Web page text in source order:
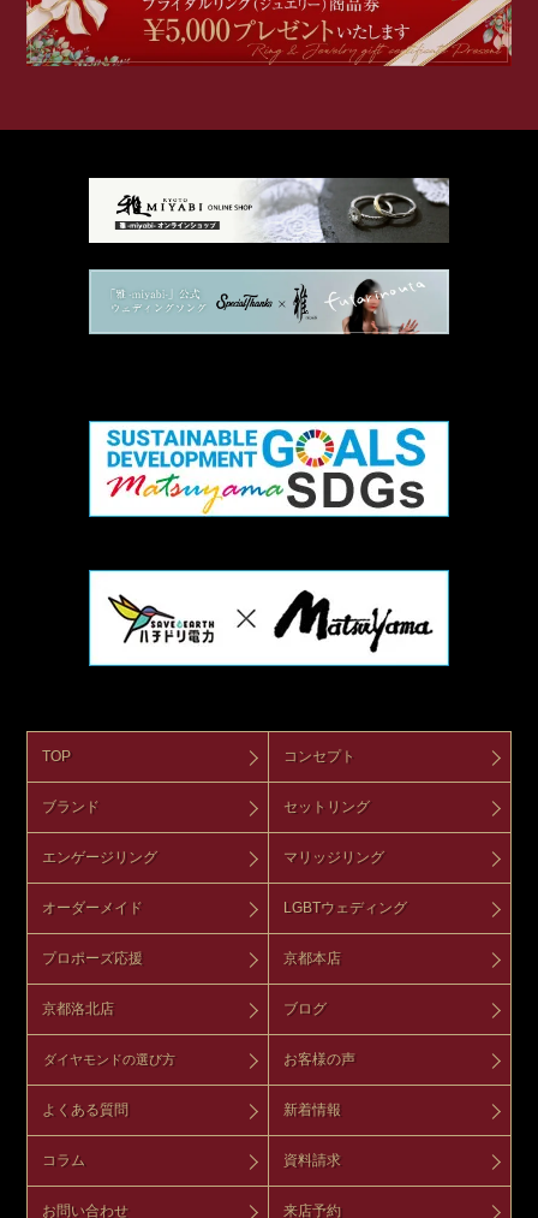
TOP コンセプト
ブランド セットリング
エンゲージリング マリッジリング
オーダーメイド LGBTウェディング
プロポーズ応援 京都本店
京都洛北店 ブログ
ダイヤモンドの選び方 お客様の声
よくある質問 新着情報
コラム 資料請求
お問い合わせ 来店予約